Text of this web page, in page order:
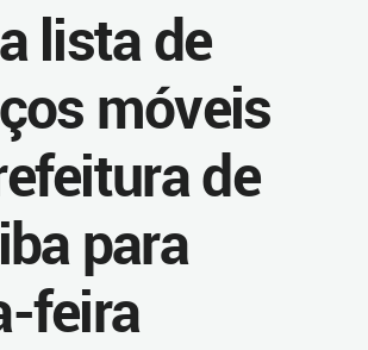
lista de
móveis
de
para
feira